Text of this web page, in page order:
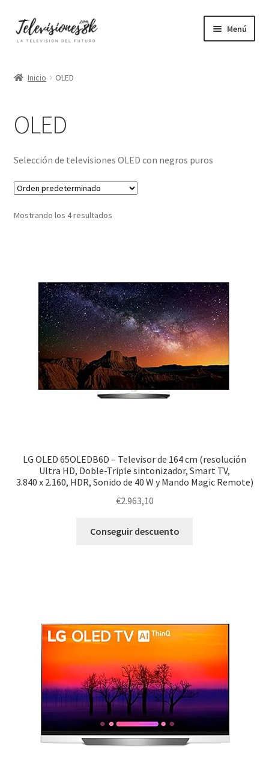
Ir
a
Ir
al
Menú
Grandes
Gigantes
4K
8K
Proyectores
Accesorios
Inicio OLED
OLED
Selección de televisiones OLED con negros puros
Mostrando los 4 resultados
LG OLED 65OLEDB6D – Televisor de 164 cm (resolución
Ultra HD, Doble-Triple sintonizador, Smart TV,
3.840 x 2.160, HDR, Sonido de 40 W y Mando Magic Remote)
€2.963,10
Conseguir descuento